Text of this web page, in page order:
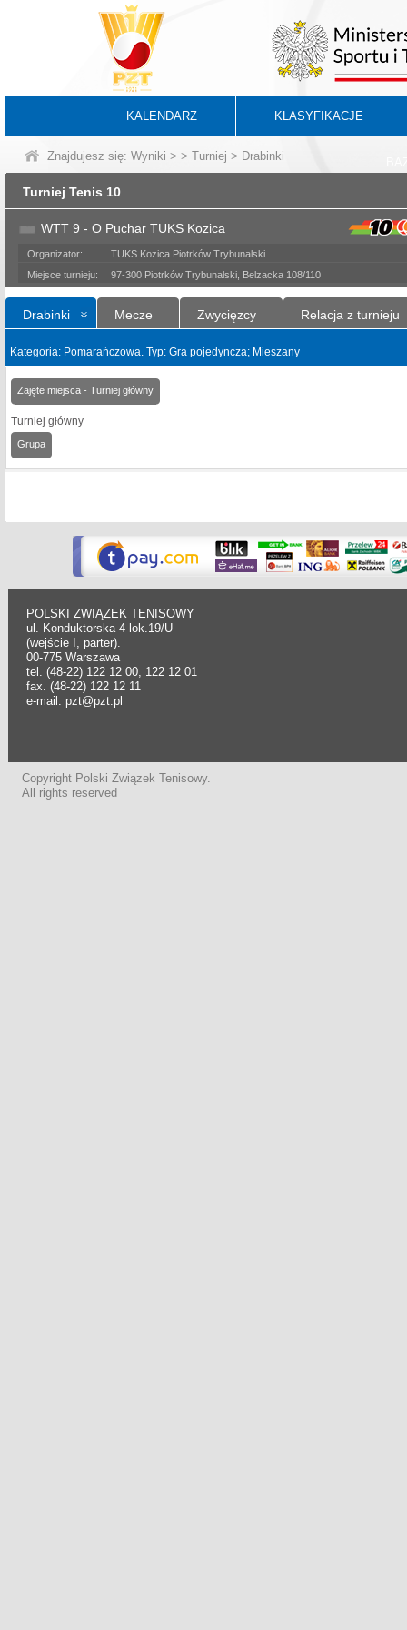
KALENDARZ KLASYFIKACJE
Znajdujesz się: Wyniki > > Turniej > Drabinki
Turniej Tenis 10
WTT 9 - O Puchar TUKS Kozica
Organizator:
TUKS Kozica Piotrków Trybunalski
Miejsce turnieju:
97-300 Piotrków Trybunalski, Belzacka 108/110
Drabinki Mecze Zwycięzcy Relacja z turnieju
Kategoria: Pomarańczowa. Typ: Gra pojedyncza; Mieszany
Zajęte miejsca - Turniej główny
Turniej główny
Grupa
POLSKI ZWIĄZEK TENISOWY
ul. Konduktorska 4 lok.19/U
(wejście I, parter).
00-775 Warszawa
tel. (48-22) 122 12 00, 122 12 01
fax. (48-22) 122 12 11
e-mail: pzt@pzt.pl
Copyright Polski Związek Tenisowy.
All rights reserved